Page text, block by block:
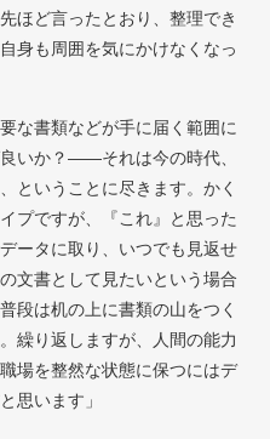
ほど言ったとおり、整理でき
身も周囲を気にかけなくなっ
な書類などが手に届く範囲に
いか？――それは今の時代、
ということに尽きます。かく
プですが、『これ』と思った
ータに取り、いつでも見返せ
文書として見たいという場合
段は机の上に書類の山をつく
繰り返しますが、人間の能力
場を整然な状態に保つにはデ
思います」